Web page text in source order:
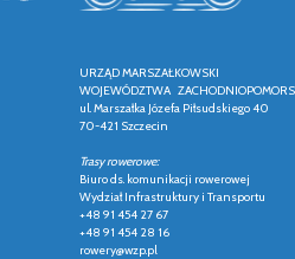
URZĄD MARSZAŁKOWSKI
WOJEWÓDZTWA
ul. Marszałka Józefa Piłsudskiego 40
70-421 Szczecin
Trasy rowerowe:
Biuro ds. komunikacji rowerowej
Wydział Infrastruktury i Transportu
+48 91 454 27 67
+48 91 454 28 16
rowery@wzp.pl